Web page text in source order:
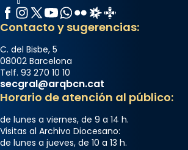
Facebook
Instagram
X / Twitter
YouTube
WhatsApp
FlickrRadio Estel
Catalunya
Contacto y sugerencias:
C. del Bisbe, 5
08002 Barcelona
Telf. 93 270 10 10
secgral@arqbcn.cat
Horario de atención al público:
de lunes a viernes, de 9 a 14 h.
Visitas al Archivo Diocesano:
de lunes a jueves, de 10 a 13 h.